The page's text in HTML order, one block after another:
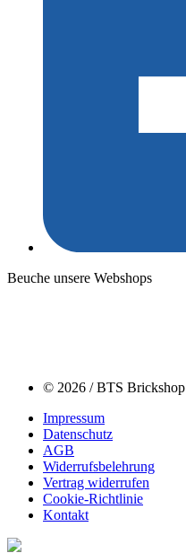
Beuche unsere Webshops
© 2026 / BTS Brickshop
Impressum
Datenschutz
AGB
Widerrufsbelehrung
Vertrag widerrufen
Cookie-Richtlinie
Kontakt